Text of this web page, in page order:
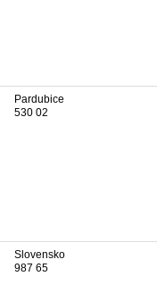
Pardubice
530 02
Slovensko
987 65